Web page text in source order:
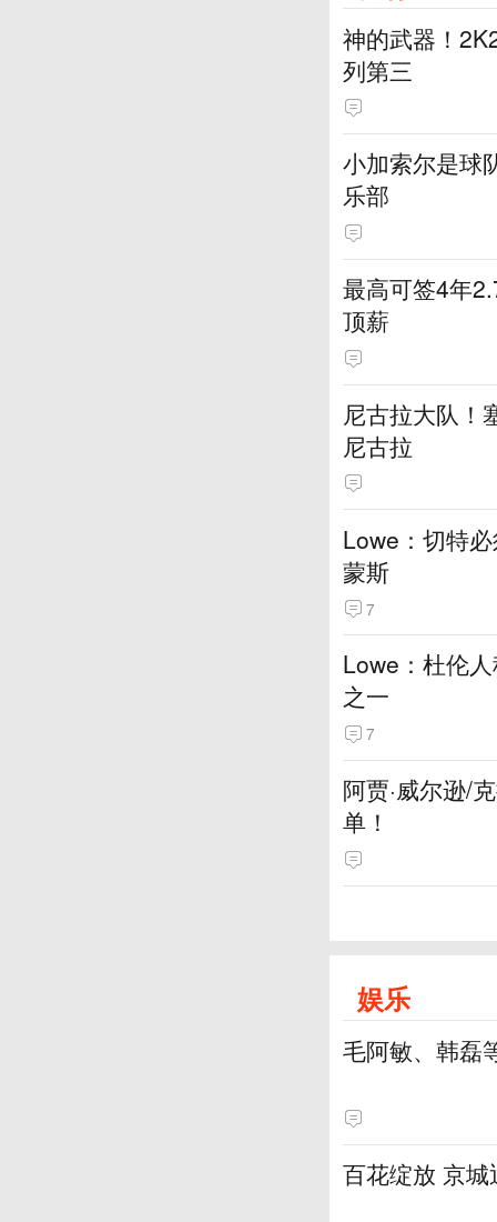
神的武器！
列第三
小加索尔是球
乐部
最高可签4年
顶薪
尼古拉大队！
尼古拉
Lowe：切特
蒙斯
7
Lowe：杜伦
之一
7
阿贾·威尔逊/
单！
娱乐
毛阿敏、韩磊
百花绽放 京